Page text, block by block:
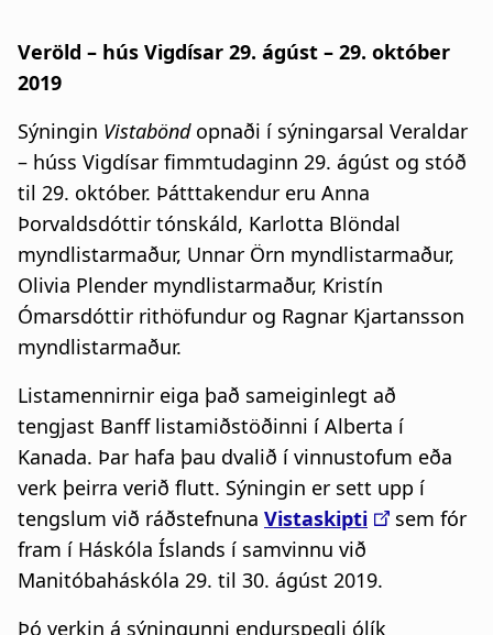
Veröld – hús Vigdísar 29. ágúst – 29. október
2019
Sýningin Vistaböndopnaði í sýningarsal Veraldar
– húss Vigdísar fimmtudaginn 29. ágúst og stóð
til 29. október. Þátttakendur eru Anna
Þorvaldsdóttir tónskáld, Karlotta Blöndal
myndlistarmaður, Unnar Örn myndlistarmaður,
Olivia Plender myndlistarmaður, Kristín
Ómarsdóttir rithöfundur og Ragnar Kjartansson
myndlistarmaður.
Listamennirnir eiga það sameiginlegt að
tengjast Banff listamiðstöðinni í Alberta í
Kanada. Þar hafa þau dvalið í vinnustofum eða
verk þeirra verið flutt. Sýningin er sett upp í
tengslum við ráðstefnuna Vistaskipti
sem fór
fram í Háskóla Íslands í samvinnu við
Manitóbaháskóla 29. til 30. ágúst 2019.
Þó verkin á sýningunni endurspegli ólík